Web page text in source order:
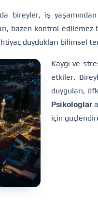
bireyler, iş
bazen kontrol
duydukları bilimsel
Kaygı ve
etkiler.
duyguları,
Psikologlar
için